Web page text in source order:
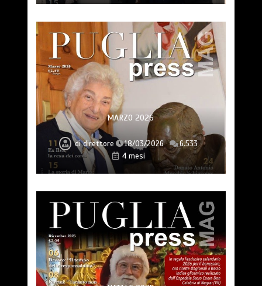
MARZO 2026
didirettore 18/03/2026
6.533
4 mesi